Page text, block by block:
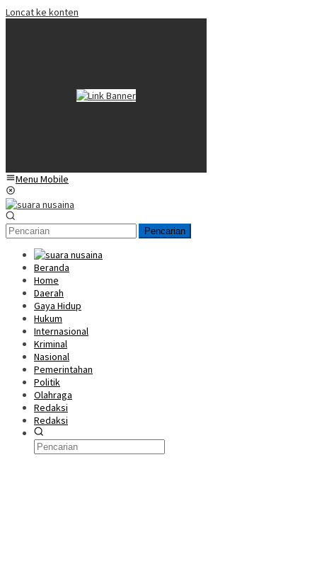
Loncat ke konten
Menu Mobile
Pencarian
Beranda
Home
Daerah
Gaya Hidup
Hukum
Internasional
Kriminal
Nasional
Pemerintahan
Politik
Olahraga
Redaksi
Redaksi